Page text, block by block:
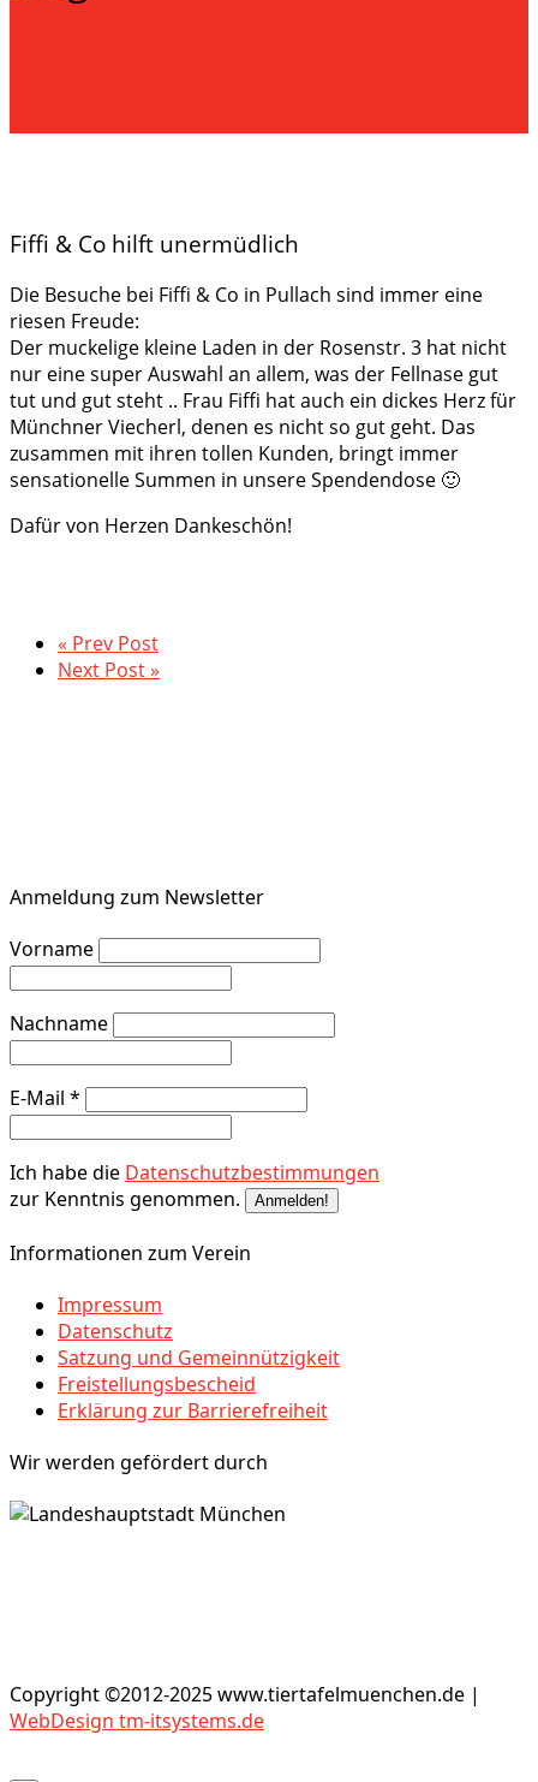
Fiffi & Co hilft unermüdlich
Die Besuche bei Fiffi & Co in Pullach sind immer eine
riesen Freude:
Der muckelige kleine Laden in der Rosenstr. 3 hat nicht
nur eine super Auswahl an allem, was der Fellnase gut
tut und gut steht .. Frau Fiffi hat auch ein dickes Herz für
Münchner Viecherl, denen es nicht so gut geht. Das
zusammen mit ihren tollen Kunden, bringt immer
sensationelle Summen in unsere Spendendose 🙂
Dafür von Herzen Dankeschön!
« Prev Post
Next Post »
Anmeldung zum Newsletter
Vorname
Nachname
E-Mail *
Ich habe die Datenschutzbestimmungen
zur Kenntnis genommen.
Informationen zum Verein
Impressum
Datenschutz
Satzung und Gemeinnützigkeit
Freistellungsbescheid
Erklärung zur Barrierefreiheit
Wir werden gefördert durch
Copyright ©2012-2025 www.tiertafelmuenchen.de |
WebDesign tm-itsystems.de